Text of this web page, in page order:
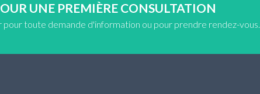
UNE PREMIÈRE CONSULTATION
pour toute demande d'information ou pour prendre rendez-vous.